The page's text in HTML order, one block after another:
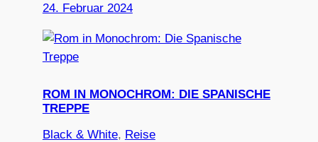
24. Februar 2024
ROM IN MONOCHROM: DIE SPANISCHE
TREPPE
Black & White, Reise